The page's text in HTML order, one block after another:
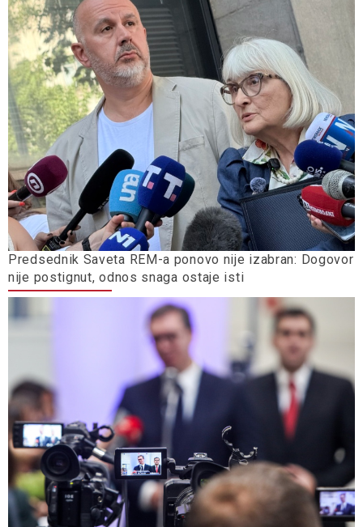
Predsednik Saveta REM-a ponovo nije izabran: Dogovor
nije postignut, odnos snaga ostaje isti